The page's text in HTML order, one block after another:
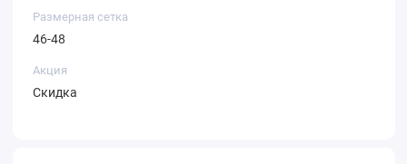
Размерная сетка
46-48
Акция
Скидка